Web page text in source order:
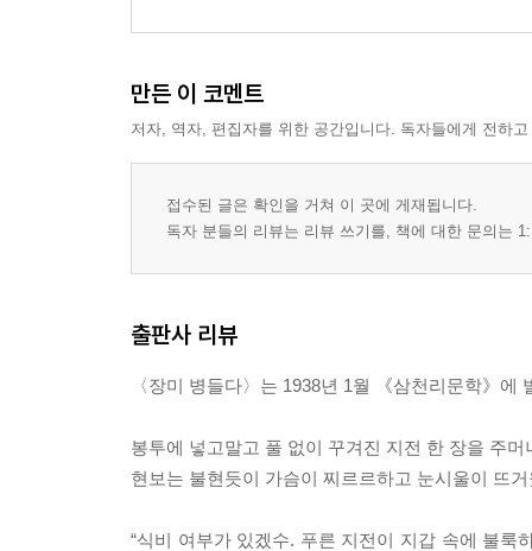
만든 이 코멘트
저자, 역자, 편집자를 위한 공간입니다. 독자들에게 전하
접수된 글은 확인을 거쳐 이 곳에 게재됩니다.
독자 분들의 리뷰는 리뷰 쓰기를, 책에 대한 문의는
출판사 리뷰
〈장미 병들다〉는 1938년 1월 《삼천리문학》에
봉투에 넣고말고 풀 없이 꾸겨진 지전 한 장을 주
현보는 불현듯이 가슴이 찌르르하고 눈시울이 뜨
“식비 여부가 있겠수. 푸른 지전이 지갑 속에 불